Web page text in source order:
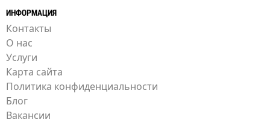
ИНФОРМАЦИЯ
Контакты
О нас
Услуги
Карта сайта
Политика конфиденциальности
Блог
Вакансии